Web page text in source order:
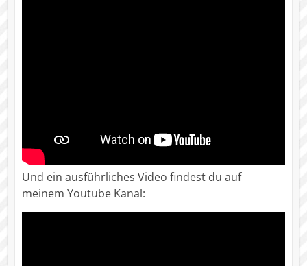
Und ein ausführliches Video findest du auf
meinem Youtube Kanal: